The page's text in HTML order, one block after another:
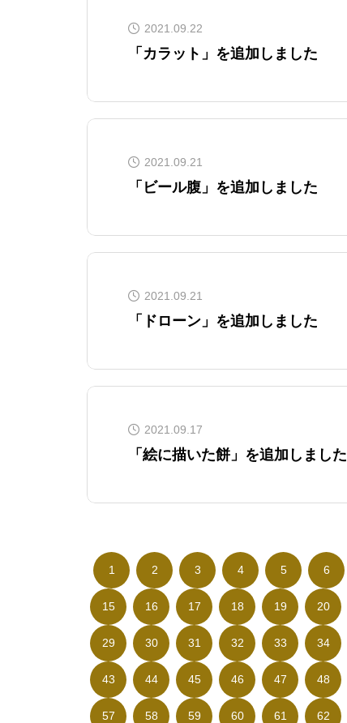
2021.09.22
「カラット」を追加しました
2021.09.21
「ビール腹」を追加しました
2021.09.21
「ドローン」を追加しました
2021.09.17
「絵に描いた餅」を追加しました
1 2 3 4 5 6
15 16 17 18 19 20
29 30 31 32 33 34
43 44 45 46 47 48
57 58 59 60 61 62